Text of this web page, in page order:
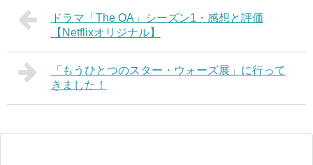
ドラマ「The OA」シーズン1・感想と評価
【Netflixオリジナル】
「もうひとつのスター・ウォーズ展」に行って
きました！